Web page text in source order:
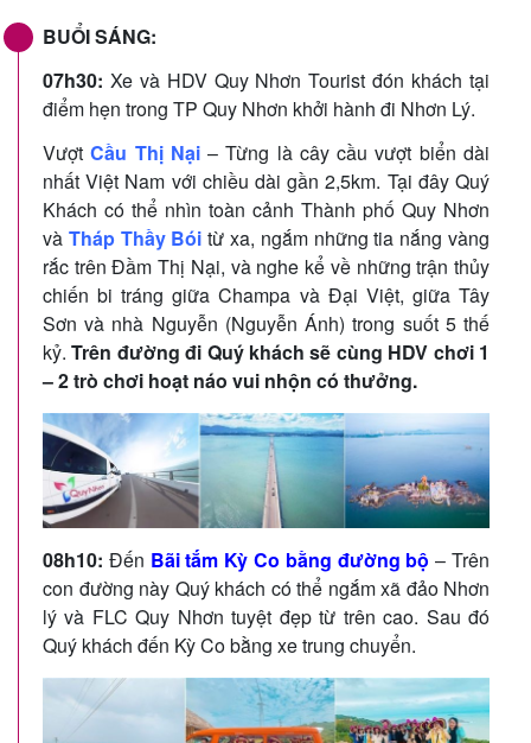
BUỔI SÁNG:
07h30: Xe và HDV Quy Nhơn Tourist đón khách tại
điểm hẹn trong TP Quy Nhơn khởi hành đi Nhơn Lý.
VượtCầu Thị Nại– Từng là cây cầu vượt biển dài
nhất Việt Nam với chiều dài gần 2,5km. Tại đây Quý
Khách có thể nhìn toàn cảnh Thành phố Quy Nhơn
và Tháp Thầy Bói từ xa, ngắm những tia nắng vàng
rắc trên Đầm Thị Nại, và nghe kể về những trận thủy
chiến bi tráng giữa Champa và Đại Việt, giữa Tây
Sơn và nhà Nguyễn (Nguyễn Ánh) trong suốt 5 thế
kỷ.Trên đường đi Quý khách sẽ cùng HDV chơi 1
– 2 trò chơi hoạt náo vui nhộn có thưởng.
08h10: Đến Bãi tắm Kỳ Co bằng đường bộ – Trên
con đường này Quý khách có thể ngắm xã đảo Nhơn
lý và FLC Quy Nhơn tuyệt đẹp từ trên cao. Sau đó
Quý khách đến Kỳ Co bằng xe trung chuyển.